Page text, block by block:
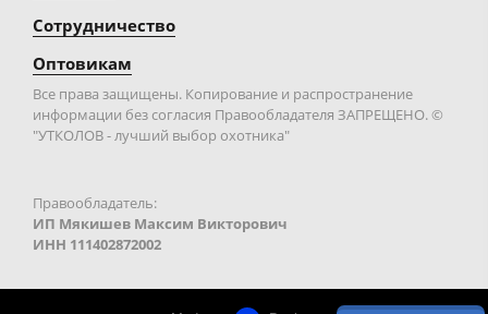
Сотрудничество
Оптовикам
Все права защищены. Копирование и распространение
информации без согласия Правообладателя ЗАПРЕЩЕНО. ©
"УТКОЛОВ - лучший выбор охотника"
Правообладатель:
ИП Мякишев Максим Викторович
ИНН 111402872002